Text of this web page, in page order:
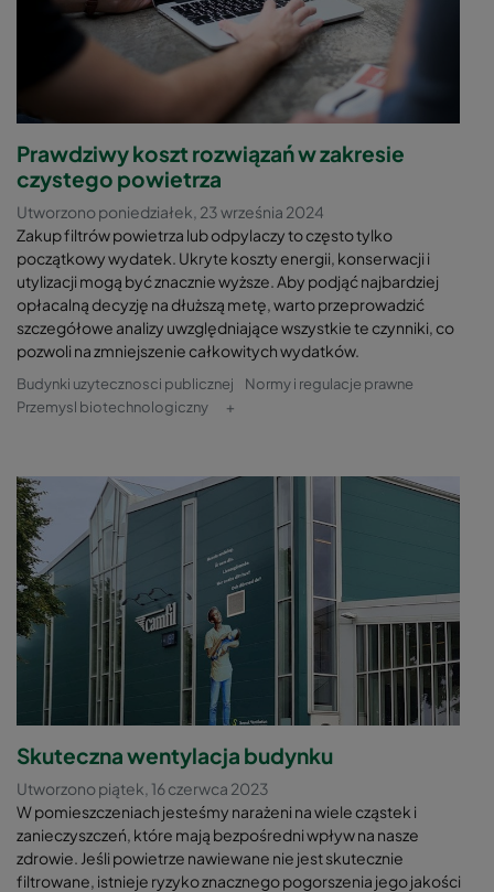
Prawdziwy koszt rozwiązań w zakresie
czystego powietrza
Utworzono poniedziałek, 23 września 2024
Zakup filtrów powietrza lub odpylaczy to często tylko
początkowy wydatek. Ukryte koszty energii, konserwacji i
utylizacji mogą być znacznie wyższe. Aby podjąć najbardziej
opłacalną decyzję na dłuższą metę, warto przeprowadzić
szczegółowe analizy uwzględniające wszystkie te czynniki, co
pozwoli na zmniejszenie całkowitych wydatków.
Budynki uzytecznosci publicznej
Normy i regulacje prawne
Przemysl biotechnologiczny
+
Skuteczna wentylacja budynku
Utworzono piątek, 16 czerwca 2023
W pomieszczeniach jesteśmy narażeni na wiele cząstek i
zanieczyszczeń, które mają bezpośredni wpływ na nasze
zdrowie. Jeśli powietrze nawiewane nie jest skutecznie
filtrowane, istnieje ryzyko znacznego pogorszenia jego jakości